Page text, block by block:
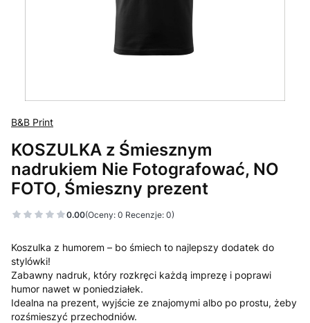
B&B Print
KOSZULKA z Śmiesznym
nadrukiem Nie Fotografować, NO
FOTO, Śmieszny prezent
0.00(Oceny: 0 Recenzje: 0)
Koszulka z humorem – bo śmiech to najlepszy dodatek do
stylówki!
Zabawny nadruk, który rozkręci każdą imprezę i poprawi
humor nawet w poniedziałek.
Idealna na prezent, wyjście ze znajomymi albo po prostu, żeby
rozśmieszyć przechodniów.